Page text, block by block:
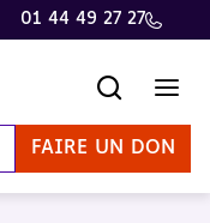
01 44 49 27 27
FAIRE UN DON